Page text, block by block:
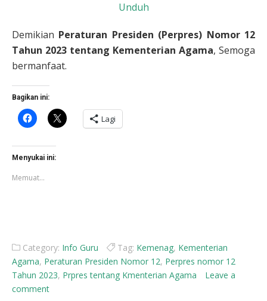
Unduh
Demikian Peraturan Presiden (Perpres) Nomor 12
Tahun 2023 tentang Kementerian Agama, Semoga
bermanfaat.
Bagikan ini:
Klik
untuk
Facebook(Membuka
di
jendela
baru)
Klik
untuk
berbagi
Lagi
Menyukai ini:
Memuat...
Category: Info Guru Tag: Kemenag, Kementerian
Agama, Peraturan Presiden Nomor 12, Perpres nomor 12
Tahun 2023, Prpres tentang Kmenterian Agama
Leave a
comment